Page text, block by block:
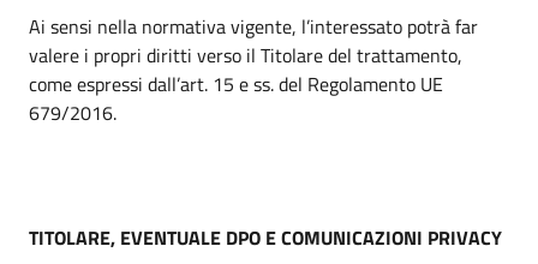
Ai sensi nella normativa vigente, l’interessato potrà far
valere i propri diritti verso il Titolare del trattamento,
come espressi dall’art. 15 e ss. del Regolamento UE
679/2016.
TITOLARE, EVENTUALE DPO E COMUNICAZIONI PRIVACY